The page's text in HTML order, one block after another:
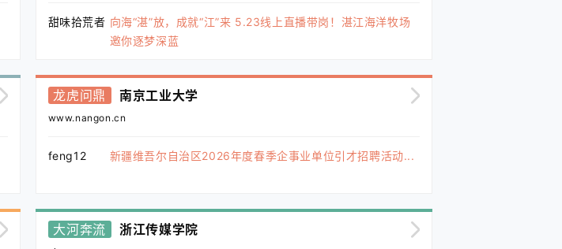
甜味拾荒者 向海“湛”放，成就“江”来 5.23线上直播带岗！湛江海洋牧场
邀你逐梦深蓝
龙虎问鼎 南京工业大学
www.nangon.cn
feng12 新疆维吾尔自治区2026年度春季企事业单位引才招聘活动...
大河奔流 浙江传媒学院